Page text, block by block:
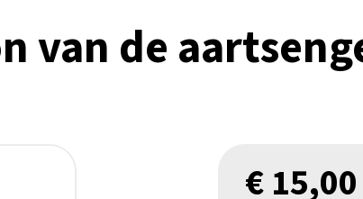
van de
€15,00